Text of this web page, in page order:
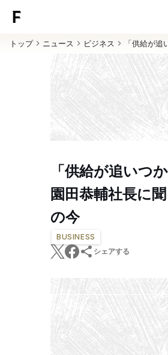
トップ ニュース ビジネス 「供給が
「供給が追いつ
園田恭輔社長に
の今
BUSINESS
シェアする